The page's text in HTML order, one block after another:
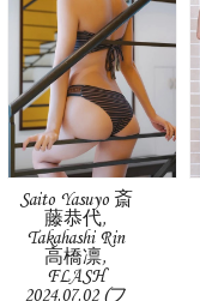
Saito Yasuyo 斎
藤恭代,
Takahashi Rin
高橋凛,
FLASH
2024.07.02 (フ